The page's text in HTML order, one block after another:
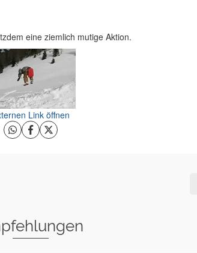
eine ziemlich mutige Aktion.
Link öffnen